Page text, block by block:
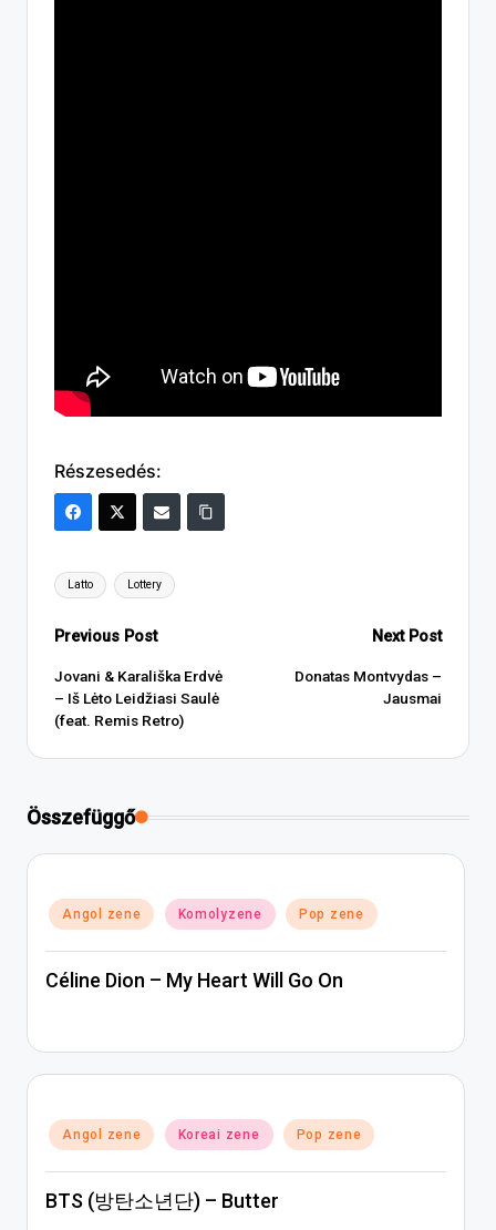
Részesedés:
Tags:
Latto Lottery
Post
navigation
Previous Post
Jovani & Karališka Erdvė
– Iš Lėto Leidžiasi Saulė
(feat. Remis Retro)
Next Post
Donatas Montvydas –
Jausmai
Összefüggő
Posted
in
Angol zene Komolyzene Pop zene
Céline Dion – My Heart Will Go On
Posted
in
Angol zene Koreai zene Pop zene
BTS (방탄소년단) – Butter